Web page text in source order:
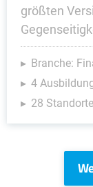
größten
Branche:
4
28 Standorte